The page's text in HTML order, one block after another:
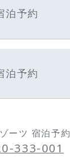
泊予約
泊予約
ーツ 宿泊予
333-001